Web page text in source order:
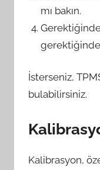
mı bakın.
gerektiğinde
İsterseniz,
bulabilirsiniz.
Kalibrasyon,